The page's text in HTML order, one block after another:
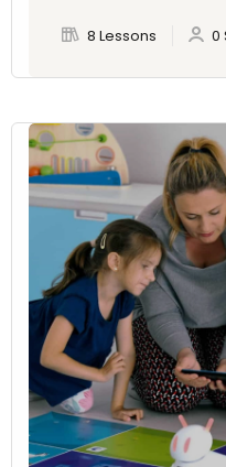
8 Lessons 0